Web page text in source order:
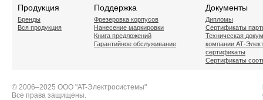
Продукция
Бренды
Вся продукция
Поддержка
Фрезеровка корпусов
Нанесение маркировки
Книга предложений
Гарантийное обслуживание
Документы
Дипломы
Сертификаты
Техническая
компании АТ-
сертификаты
Сертификаты
© 2006–2025 ООО "AT-Электросистемы"
Все права защищены.